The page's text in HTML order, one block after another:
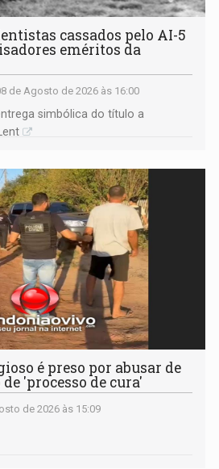
cassados pelo AI-5
eméritos da
de Agosto de 2026 às 16:00
simbólica do título a
é preso por abusar de
'processo de cura'
de 2026 às 15:09